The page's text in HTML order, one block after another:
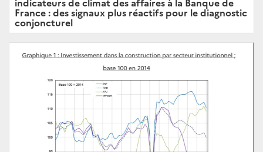
France : des signaux plus réactifs pour le diagnostic
conjoncturel